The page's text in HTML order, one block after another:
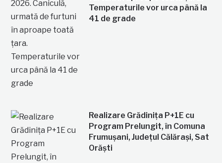
Temperaturile vor urca până la
41 de grade
Realizare Grădinița P+1E cu
Program Prelungit, în Comuna
Frumușani, Județul Călărași, Sat
Orăști